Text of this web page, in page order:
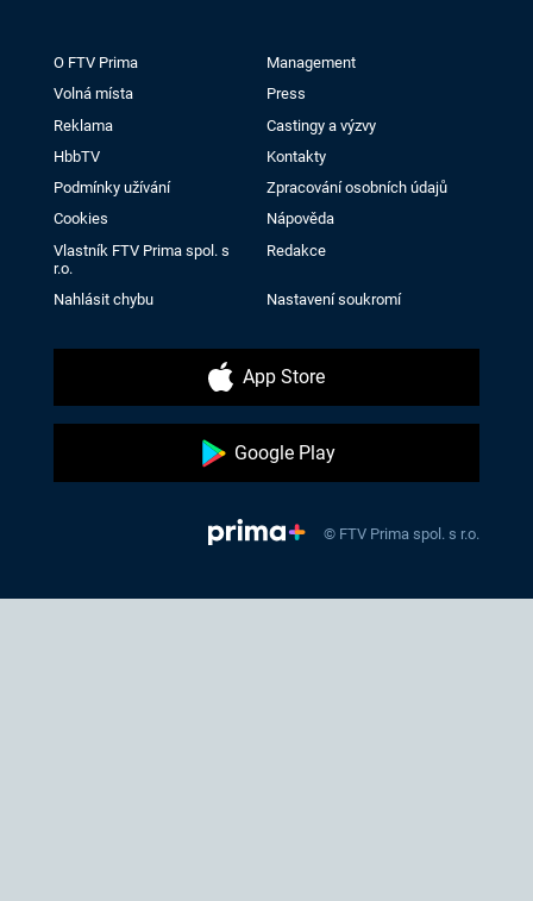
O FTV Prima
Management
Volná místa
Press
Reklama
Castingy a výzvy
HbbTV
Kontakty
Podmínky užívání
Zpracování osobních údajů
Cookies
Nápověda
Vlastník FTV Prima spol. s
r.o.
Redakce
Nahlásit chybu Nastavení soukromí
App Store
Google Play
© FTV Prima spol. s r.o.